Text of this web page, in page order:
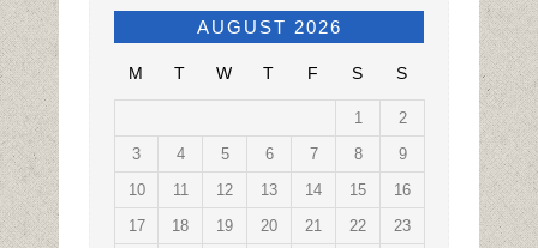
AUGUST 2026
M T W T F S S
1
2
3
4 5 6 7 8
9
10
11 12 13 14 15
16
17
18 19 20 21 22
23